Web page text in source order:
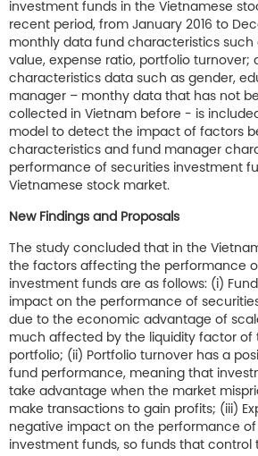
investment funds in the Vietnamese
recent period, from January 2016 to
monthly data fund characteristics such
value, expense ratio, portfolio turnover;
characteristics data such as gender,
manager – monthy data that has not
collected in Vietnam before - is
model to detect the impact of factors
characteristics and fund manager
performance of securities investment
Vietnamese stock market.
New Findings and Proposals
The study concluded that in the
the factors affecting the performance
investment funds are as follows: (i)
impact on the performance of
due to the economic advantage of
much affected by the liquidity factor of
portfolio; (ii) Portfolio turnover has a
fund performance, meaning that
take advantage when the market
make transactions to gain profits; (iii)
negative impact on the performance of
investment funds, so funds that control